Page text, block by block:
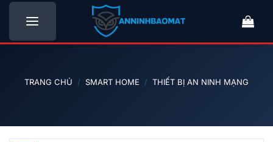
Bỏ
nội
TRANG CHỦ / SMART HOME / THIẾT BỊ AN NINH MẠNG